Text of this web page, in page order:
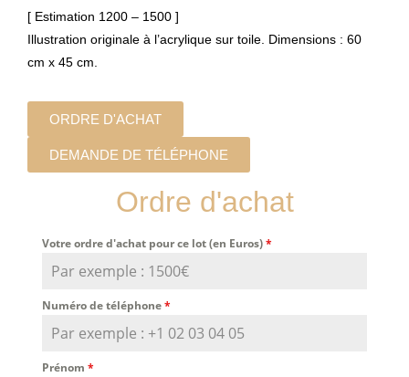
[ Estimation 1200 – 1500 ]
Illustration originale à l’acrylique sur toile. Dimensions : 60
cm x 45 cm.
ORDRE D'ACHAT
DEMANDE DE TÉLÉPHONE
Ordre d'achat
Votre ordre d'achat pour ce lot (en Euros)*
Numéro de téléphone*
Prénom *